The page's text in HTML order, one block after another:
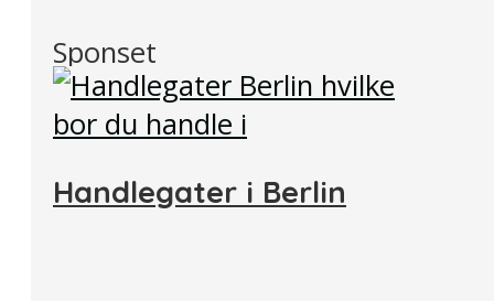
Sponset
Handlegater i Berlin